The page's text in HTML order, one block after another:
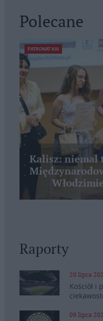
Polecane
PATRONAT KAI
Kalisz: niemal
Raporty
20 lipca
Kościół i
09 lipca